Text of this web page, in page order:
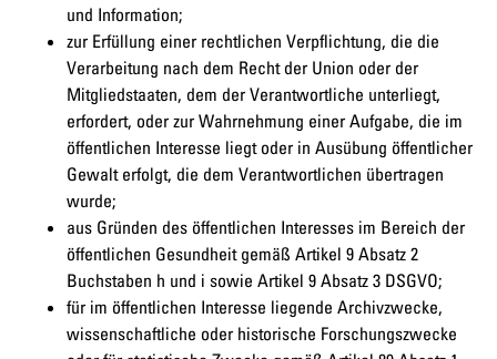
und Information;
zur Erfüllung einer rechtlichen Verpflichtung, die die
Verarbeitung nach dem Recht der Union oder der
Mitgliedstaaten, dem der Verantwortliche unterliegt,
erfordert, oder zur Wahrnehmung einer Aufgabe, die im
öffentlichen Interesse liegt oder in Ausübung öffentlicher
Gewalt erfolgt, die dem Verantwortlichen übertragen
wurde;
aus Gründen des öffentlichen Interesses im Bereich der
öffentlichen Gesundheit gemäß Artikel 9 Absatz 2
Buchstaben h und i sowie Artikel 9 Absatz 3 DSGVO;
für im öffentlichen Interesse liegende Archivzwecke,
wissenschaftliche oder historische Forschungszwecke